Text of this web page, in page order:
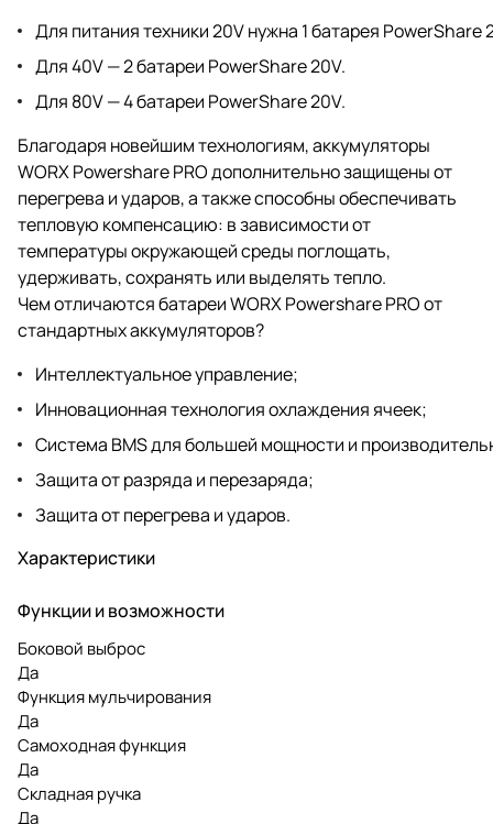
Для питания техники 20V нужна 1 батарея PowerShare
Для 40V — 2 батареи PowerShare 20V.
Для 80V — 4 батареи PowerShare 20V.
Благодаря новейшим технологиям, аккумуляторы
WORX Powershare PRO дополнительно защищены от
перегрева и ударов, а также способны обеспечивать
тепловую компенсацию: в зависимости от
температуры окружающей среды поглощать,
удерживать, сохранять или выделять тепло.
Чем отличаются батареи WORX Powershare PRO от
стандартных аккумуляторов?
Интеллектуальное управление;
Инновационная технология охлаждения ячеек;
Система BMS для большей мощности и
Защита от разряда и перезаряда;
Защита от перегрева и ударов.
Характеристики
Функции и возможности
Боковой выброс
Да
Функция мульчирования
Да
Самоходная функция
Да
Складная ручка
Да